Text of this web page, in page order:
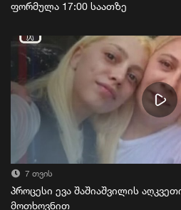
ფორმულა 17:00 საათზე
7 თვის
პროცესი ევა შაშიაშვილის
მოთხოვნით